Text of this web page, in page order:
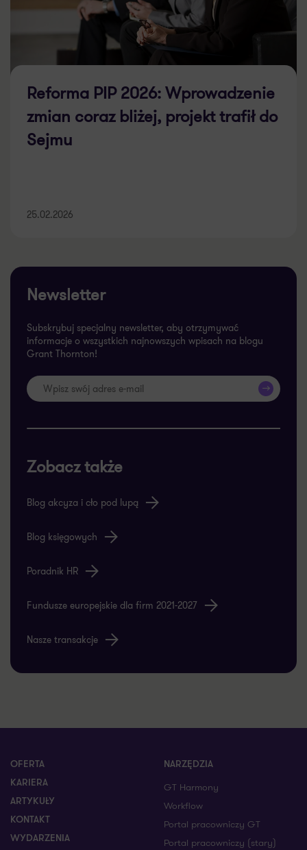
Reforma PIP 2026: Wprowadzenie
zmian coraz bliżej, projekt trafił do
Sejmu
25.02.2026
Newsletter
Subskrybuj specjalny newsletter, aby otrzymywać
informacje o wszystkich najnowszych wpisach na blogu
Grant Thornton!
>>
Zobacz także
Blog akcyza i cło pod lupą
Blog księgowych
Poradnik HR
Fundusze europejskie dla firm 2021-2027
Nasze transakcje
OFERTA
KARIERA
ARTYKUŁY
KONTAKT
WYDARZENIA
NARZĘDZIA
GT Harmony
Workflow
Portal pracowniczy GT
Portal pracowniczy (stary)